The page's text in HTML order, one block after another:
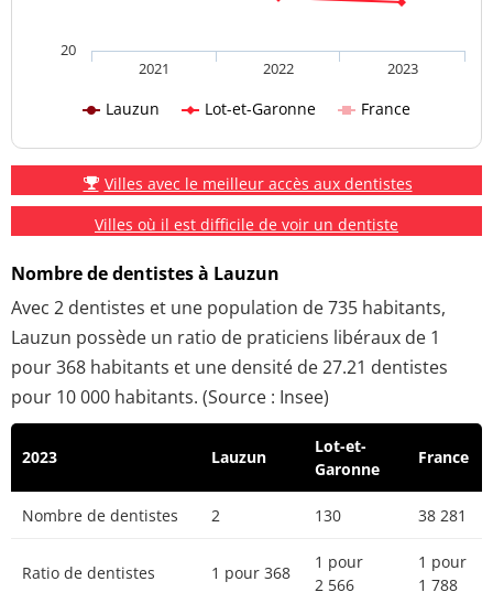
Lauzun Lot-et-Garonne France
2021 2022 2023
20
Villes avec le meilleur accès aux dentistes
Villes où il est difficile de voir un dentiste
Nombre de dentistes à Lauzun
Avec 2 dentistes et une population de 735 habitants,
Lauzun possède un ratio de praticiens libéraux de 1
pour 368 habitants et une densité de 27.21 dentistes
pour 10 000 habitants. (Source : Insee)
2023 Lauzun
Lot-et-
Garonne
France
Nombre de dentistes 2 130 38 281
Ratio de dentistes 1 pour 368
1 pour
2 566
1 pour
1 788